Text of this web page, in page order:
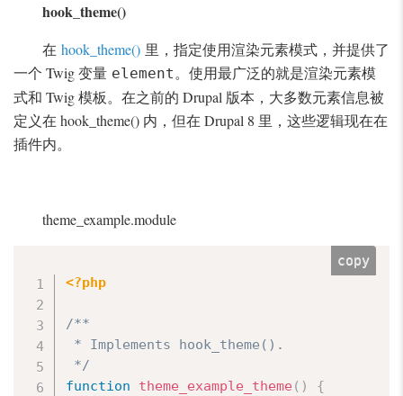
hook_theme()
在 hook_theme() 里，指定使用渲染元素模式，并提供了
一个 Twig 变量 element 。使用最广泛的就是渲染元素模
式和 Twig 模板。在之前的 Drupal 版本，大多数元素信息被
定义在 hook_theme() 内，但在 Drupal 8 里，这些逻辑现在在
插件内。
theme_example.module
<?php
/**
* Implements hook_theme().
*/
function
theme_example_theme( )
{
copy